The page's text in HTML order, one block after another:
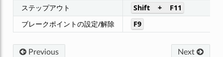
ステップアウト
Shift +
F11
ブレークポイントの設定/解除
F9
Previous Next